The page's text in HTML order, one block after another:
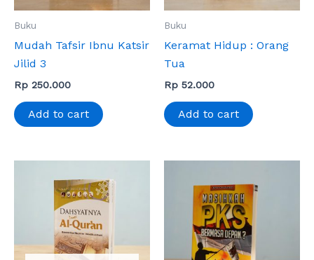
Buku
Mudah Tafsir Ibnu Katsir
Jilid 3
Rp 250.000
Add to cart
Buku
Keramat Hidup : Orang
Tua
Rp 52.000
Add to cart